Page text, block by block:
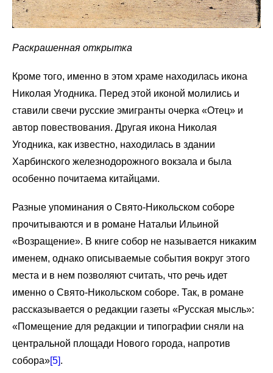
Раскрашенная открытка
Кроме того, именно в этом храме находилась икона
Николая Угодника. Перед этой иконой молились и
ставили свечи русские эмигранты очерка «Отец» и
автор повествования. Другая икона Николая
Угодника, как известно, находилась в здании
Харбинского железнодорожного вокзала и была
особенно почитаема китайцами.
Разные упоминания о Свято-Никольском соборе
прочитываются и в романе Натальи Ильиной
«Возращение». В книге собор не называется никаким
именем, однако описываемые события вокруг этого
места и в нем позволяют считать, что речь идет
именно о Свято-Никольском соборе. Так, в романе
рассказывается о редакции газеты «Русская мысль»:
«Помещение для редакции и типографии сняли на
центральной площади Нового города, напротив
собора»[5].